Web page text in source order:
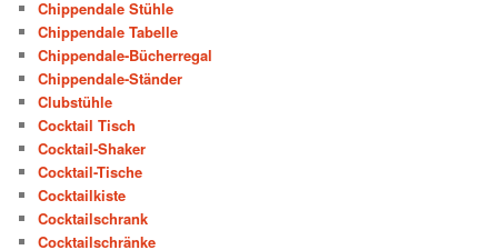
Chippendale Stühle
Chippendale Tabelle
Chippendale-Bücherregal
Chippendale-Ständer
Clubstühle
Cocktail Tisch
Cocktail-Shaker
Cocktail-Tische
Cocktailkiste
Cocktailschrank
Cocktailschränke